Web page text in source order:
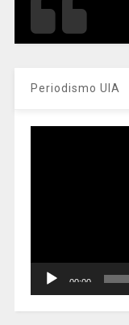
Periodismo UIA
00:00